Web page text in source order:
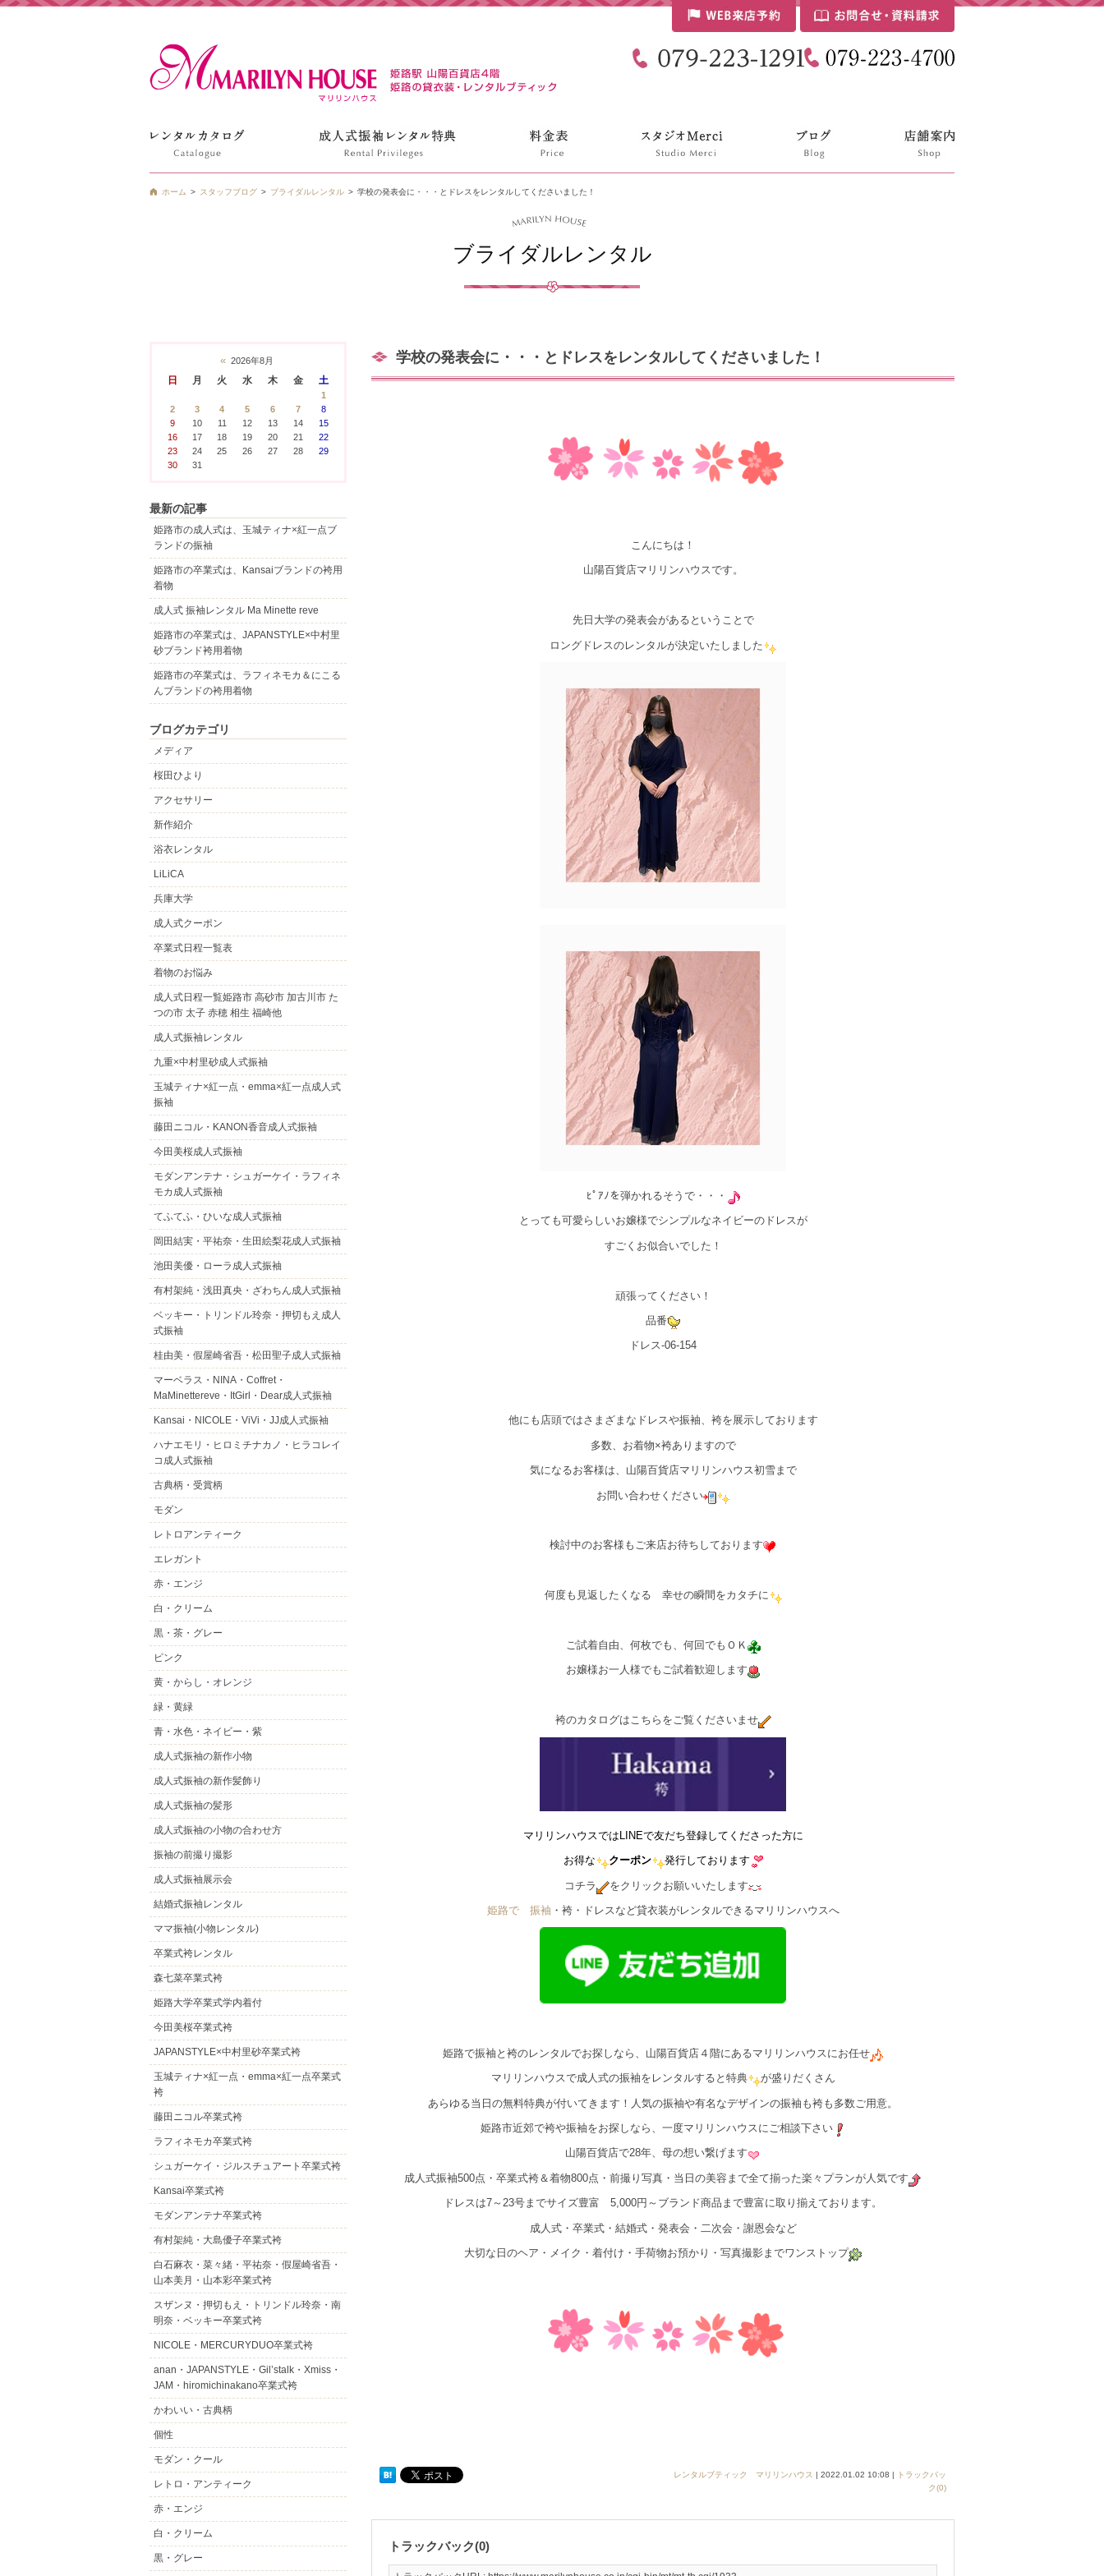
ホーム スタッフブログ ブライダルレンタル 学校の発表会に・・・とドレスをレンタルしてくださいました！
ブライダルレンタル
学校の発表会に・・・とドレスをレンタルしてくださいました！
こんにちは！
山陽百貨店マリリンハウスです。
先日大学の発表会があるということで
ロングドレスのレンタルが決定いたしました
ﾋﾟｱﾉを弾かれるそうで・・・
とっても可愛らしいお嬢様でシンプルなネイビーのドレスが
すごくお似合いでした！
頑張ってください！
品番
ドレス-06-154
他にも店頭ではさまざまなドレスや振袖、袴を展示しております
多数、お着物×袴ありますので
気になるお客様は、山陽百貨店マリリンハウス初雪まで
お問い合わせください
検討中のお客様もご来店お待ちしております
何度も見返したくなる 幸せの瞬間をカタチに
ご試着自由、何枚でも、何回でもＯＫ
お嬢様お一人様でもご試着歓迎します
袴のカタログはこちらをご覧くださいませ
マリリンハウスではLINEで友だち登録してくださった方に
お得な クーポン 発行しております
コチラ をクリックお願いいたします
姫路で゙振袖 ・袴・ドレスなど貸衣装がレンタルできるマリリンハウスへ
姫路で振袖と袴のレンタルでお探しなら、山陽百貨店４階にあるマリリンハウスにお任せ
マリリンハウスで成人式の振袖をレンタルすると特典 が盛りだくさん
あらゆる当日の無料特典が付いてきます！人気の振袖や有名なデザインの振袖も袴も多数ご用意。
姫路市近郊で袴や振袖をお探しなら、一度マリリンハウスにご相談下さい
山陽百貨店で28年、母の想い繋げます
成人式振袖500点・卒業式袴＆着物800点・前撮り写真・当日の美容まで全て揃った楽々プランが人気です
ドレスは7～23号までサイズ豊富 5,000円～ブランド商品まで豊富に取り揃えております。
成人式・卒業式・結婚式・発表会・二次会・謝恩会など
大切な日のヘア・メイク・着付け・手荷物お預かり・写真撮影までワンストップ
レンタルブティック マリリンハウス | 2022.01.02 10:08 |
トラックバッ
ク(0)
トラックバック(0)
« 2026年8月
日 月 火 水 木 金 土
1
2
3 4 5 6 7
8
9
10 11 12 13 14
15
16
17 18 19 20 21
22
23
24 25 26 27 28
29
30
31
最新の記事
姫路市の成人式は、玉城ティナ×紅一点ブ
ランドの振袖
姫路市の卒業式は、Kansaiブランドの袴用
着物
成人式 振袖レンタル Ma Minette reve
姫路市の卒業式は、JAPANSTYLE×中村里
砂ブランド袴用着物
姫路市の卒業式は、ラフィネモカ＆にこる
んブランドの袴用着物
ブログカテゴリ
メディア
桜田ひより
アクセサリー
新作紹介
浴衣レンタル
LiLiCA
兵庫大学
成人式クーポン
卒業式日程一覧表
着物のお悩み
成人式日程一覧姫路市 高砂市 加古川市 た
つの市 太子 赤穂 相生 福崎他
成人式振袖レンタル
九重×中村里砂成人式振袖
玉城ティナ×紅一点・emma×紅一点成人式
振袖
藤田ニコル・KANON香音成人式振袖
今田美桜成人式振袖
モダンアンテナ・シュガーケイ・ラフィネ
モカ成人式振袖
てふてふ・ひいな成人式振袖
岡田結実・平祐奈・生田絵梨花成人式振袖
池田美優・ローラ成人式振袖
有村架純・浅田真央・ざわちん成人式振袖
ベッキー・トリンドル玲奈・押切もえ成人
式振袖
桂由美・假屋崎省吾・松田聖子成人式振袖
マーベラス・NINA・Coffret・
MaMinettereve・ItGirl・Dear成人式振袖
Kansai・NICOLE・ViVi・JJ成人式振袖
ハナエモリ・ヒロミチナカノ・ヒラコレイ
コ成人式振袖
古典柄・受賞柄
モダン
レトロアンティーク
エレガント
赤・エンジ
白・クリーム
黒・茶・グレー
ピンク
黄・からし・オレンジ
緑・黄緑
青・水色・ネイビー・紫
成人式振袖の新作小物
成人式振袖の新作髪飾り
成人式振袖の髪形
成人式振袖の小物の合わせ方
振袖の前撮り撮影
成人式振袖展示会
結婚式振袖レンタル
ママ振袖(小物レンタル)
卒業式袴レンタル
森七菜卒業式袴
姫路大学卒業式学内着付
今田美桜卒業式袴
JAPANSTYLE×中村里砂卒業式袴
玉城ティナ×紅一点・emma×紅一点卒業式
袴
藤田ニコル卒業式袴
ラフィネモカ卒業式袴
シュガーケイ・ジルスチュアート卒業式袴
Kansai卒業式袴
モダンアンテナ卒業式袴
有村架純・大島優子卒業式袴
白石麻衣・菜々緒・平祐奈・假屋崎省吾・
山本美月・山本彩卒業式袴
スザンヌ・押切もえ・トリンドル玲奈・南
明奈・ベッキー卒業式袴
NICOLE・MERCURYDUO卒業式袴
anan・JAPANSTYLE・Gil’stalk・Xmiss・
JAM・hiromichinakano卒業式袴
かわいい・古典柄
個性
モダン・クール
レトロ・アンティーク
赤・エンジ
白・クリーム
黒・グレー